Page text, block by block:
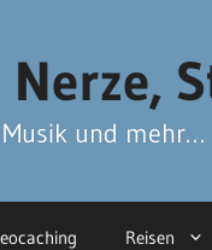
Nerze,
Musik und mehr…
Reisen